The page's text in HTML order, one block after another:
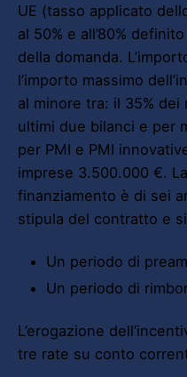
UE (tasso applicato
al 50% e all’80%
della domanda.
l’importo massimo
al minore tra: il 35%
ultimi due bilanci e per
per PMI e PMI
imprese 3.500.000 €.
finanziamento è di sei
stipula del contratto e
Un periodo di
Un periodo di
L’erogazione
tre rate su conto